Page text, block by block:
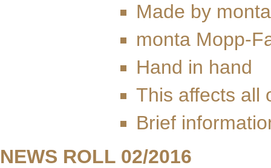
Made by
monta Mopp-
Hand in hand
This affects all
Brief
NEWS ROLL 02/2016